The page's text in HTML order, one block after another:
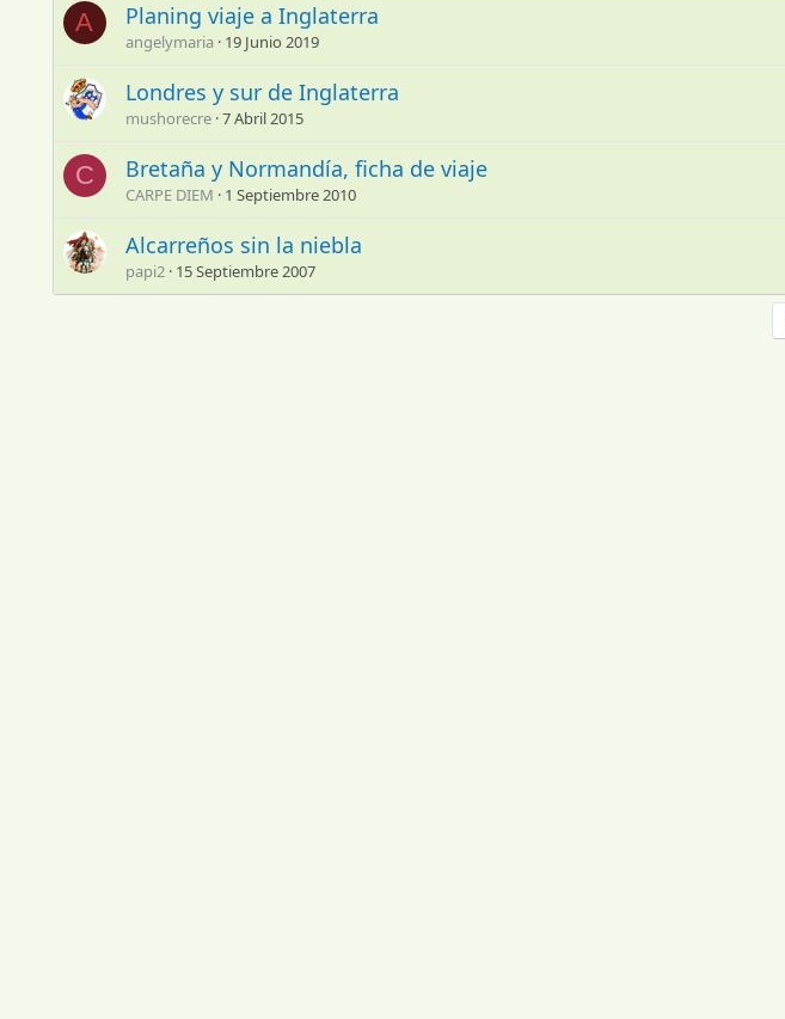
A Planing viaje a Inglaterra
angelymaria 19 Junio 2019
Londres y sur de Inglaterra
mushorecre 7 Abril 2015
C Bretaña y Normandía, ficha de viaje
CARPE DIEM 1 Septiembre 2010
Alcarreños sin la niebla
papi2 15 Septiembre 2007